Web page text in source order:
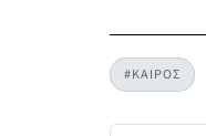
#ΚΑΙΡΟΣ